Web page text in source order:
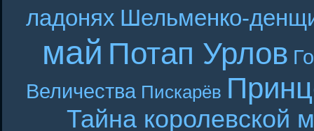
ладонях Шельменко-
май Потап Урлов
Величества Пискарёв
Тайна королевской